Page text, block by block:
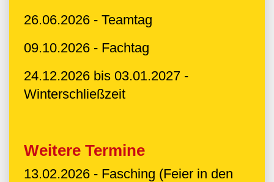
26.06.2026 - Teamtag
09.10.2026 - Fachtag
24.12.2026 bis 03.01.2027 -
Winterschließzeit
Weitere Termine
13.02.2026 - Fasching (Feier in den